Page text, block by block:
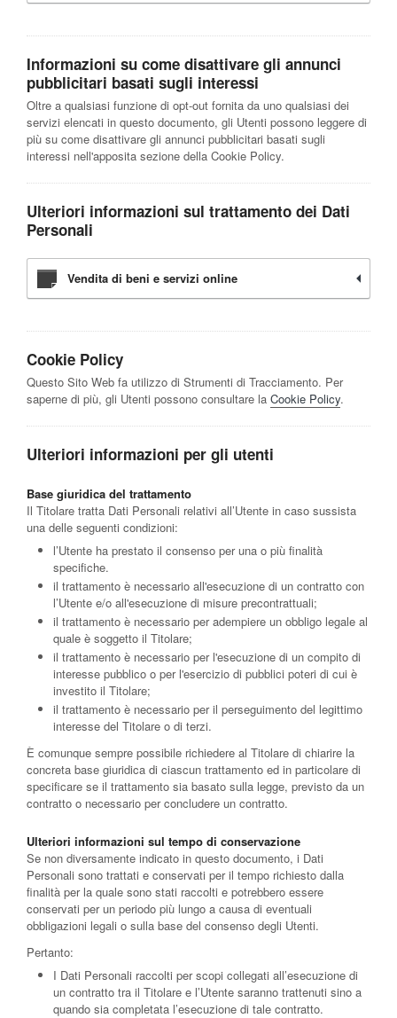
Informazioni su come disattivare gli annunci
pubblicitari basati sugli interessi
Oltre a qualsiasi funzione di opt-out fornita da uno qualsiasi dei
servizi elencati in questo documento, gli Utenti possono leggere di
più su come disattivare gli annunci pubblicitari basati sugli
interessi nell'apposita sezione della Cookie Policy.
Ulteriori informazioni sul trattamento dei Dati
Personali
Vendita di beni e servizi online
Cookie Policy
Questo Sito Web fa utilizzo di Strumenti di Tracciamento. Per
saperne di più, gli Utenti possono consultare la Cookie Policy.
Ulteriori informazioni per gli utenti
Base giuridica del trattamento
Il Titolare tratta Dati Personali relativi all’Utente in caso sussista
una delle seguenti condizioni:
l’Utente ha prestato il consenso per una o più finalità
specifiche.
il trattamento è necessario all'esecuzione di un contratto con
l’Utente e/o all'esecuzione di misure precontrattuali;
il trattamento è necessario per adempiere un obbligo legale al
quale è soggetto il Titolare;
il trattamento è necessario per l'esecuzione di un compito di
interesse pubblico o per l'esercizio di pubblici poteri di cui è
investito il Titolare;
il trattamento è necessario per il perseguimento del legittimo
interesse del Titolare o di terzi.
È comunque sempre possibile richiedere al Titolare di chiarire la
concreta base giuridica di ciascun trattamento ed in particolare di
specificare se il trattamento sia basato sulla legge, previsto da un
contratto o necessario per concludere un contratto.
Ulteriori informazioni sul tempo di conservazione
Se non diversamente indicato in questo documento, i Dati
Personali sono trattati e conservati per il tempo richiesto dalla
finalità per la quale sono stati raccolti e potrebbero essere
conservati per un periodo più lungo a causa di eventuali
obbligazioni legali o sulla base del consenso degli Utenti.
Pertanto:
I Dati Personali raccolti per scopi collegati all’esecuzione di
un contratto tra il Titolare e l’Utente saranno trattenuti sino a
quando sia completata l’esecuzione di tale contratto.